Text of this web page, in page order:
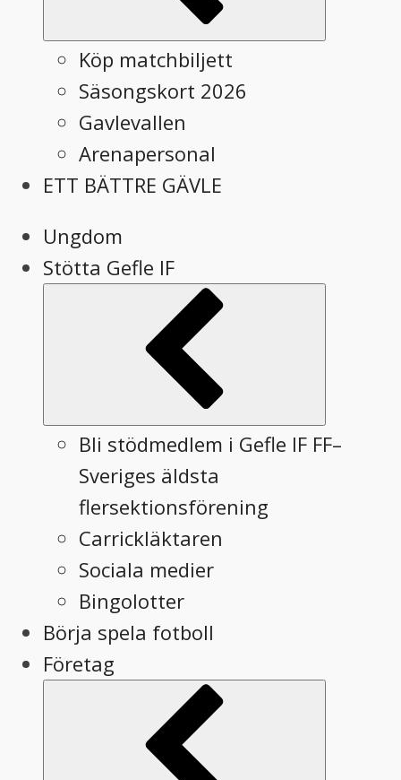
Köp matchbiljett
Säsongskort 2026
Gavlevallen
Arenapersonal
ETT BÄTTRE GÄVLE
Ungdom
Stötta Gefle IF
Bli stödmedlem i Gefle IF FF–
Sveriges äldsta
flersektionsförening
Carrickläktaren
Sociala medier
Bingolotter
Börja spela fotboll
Företag